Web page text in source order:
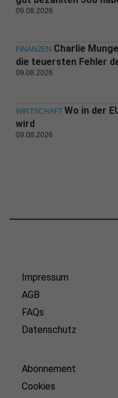
09.08.2026
FINANZEN Charlie
die teuersten Fehler
09.08.2026
WIRTSCHAFT Wo in der
wird
09.08.2026
Impressum
AGB
FAQs
Datenschutz
Abonnement
Cookies